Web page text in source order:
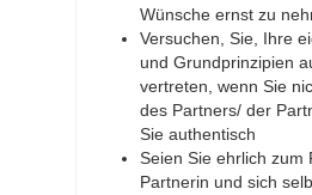
Wünsche ernst zu
Versuchen, Sie, Ihre
und Grundprinzipien
vertreten, wenn Sie
des Partners/ der
Sie authentisch
Seien Sie ehrlich zum
Partnerin und sich